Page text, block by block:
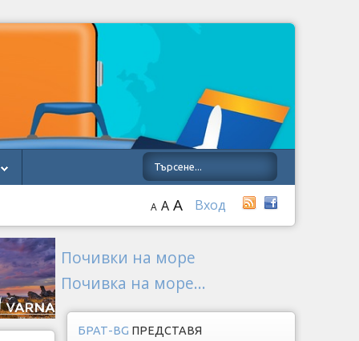
Вход
A A A
Почивки на море
Почивка на море...
БРАТ-BG ПРЕДСТАВЯ